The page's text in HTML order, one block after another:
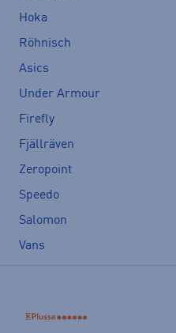
Hoka
Röhnisch
Asics
Under Armour
Firefly
Fjällräven
Zeropoint
Speedo
Salomon
Vans